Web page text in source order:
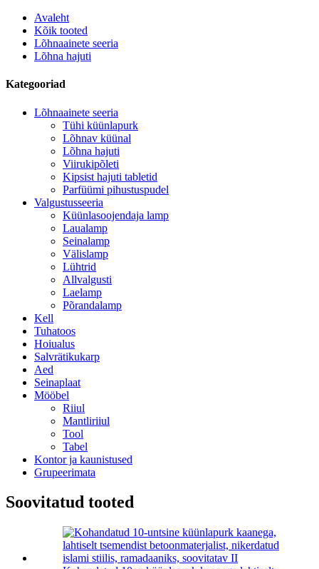
Avaleht
Kõik tooted
Lõhnaainete seeria
Lõhna hajuti
Kategooriad
Lõhnaainete seeria
Tühi küünlapurk
Lõhnav küünal
Lõhna hajuti
Viirukipõleti
Kipsist hajuti tabletid
Parfüümi pihustuspudel
Valgustusseeria
Küünlasoojendaja lamp
Laualamp
Seinalamp
Välislamp
Lühtrid
Allvalgusti
Laelamp
Põrandalamp
Kell
Tuhatoos
Hoiualus
Salvrätikukarp
Aed
Seinaplaat
Mööbel
Riiul
Mantliriiul
Tool
Tabel
Kontor ja kaunistused
Grupeerimata
Soovitatud tooted